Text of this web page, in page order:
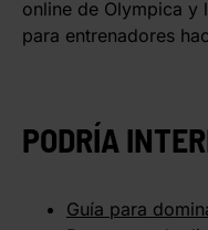
online de Olympica y
para entrenadores
PODRÍA
Guía para